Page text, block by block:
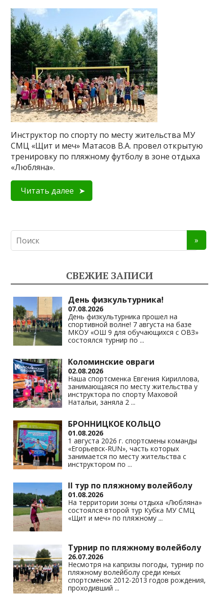
Инструктор по спорту по месту жительства МУ
СМЦ «Щит и меч» Матасов В.А. провел открытую
тренировку по пляжному футболу в зоне отдыха
«Любляна».
Читать далее
СВЕЖИЕ ЗАПИСИ
День физкультурника!
07.08.2026
День физкультурника прошел на
спортивной волне! 7 августа на базе
МКОУ «ОШ 9 для обучающихся с ОВЗ»
состоялся турнир по ...
Коломинские овраги
02.08.2026
Наша спортсменка Евгения Кириллова,
занимающаяся по месту жительства у
инструктора по спорту Маховой
Натальи, заняла 2 ...
БРОННИЦКОЕ КОЛЬЦО
01.08.2026
1 августа 2026 г. спортсмены команды
«Егорьевск-RUN», часть которых
занимается по месту жительства с
инструктором по ...
II тур по пляжному волейболу
01.08.2026
На территории зоны отдыха «Любляна»
состоялся второй тур Кубка МУ СМЦ
«Щит и меч» по пляжному ...
Турнир по пляжному волейболу
26.07.2026
Несмотря на капризы погоды, турнир по
пляжному волейболу среди юных
спортсменок 2012-2013 годов рождения,
проходивший ...